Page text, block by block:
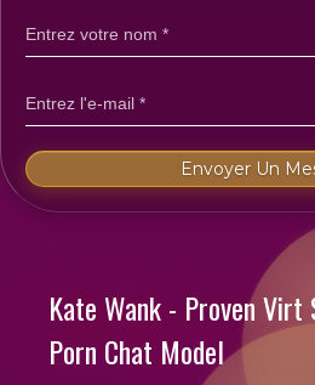
Kate Wank - Proven Virt
Porn Chat Model